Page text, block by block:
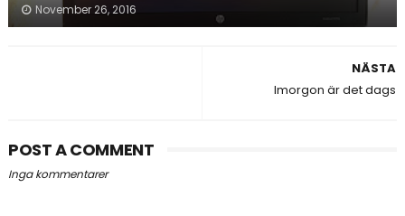
November 26, 2016
NÄSTA
Imorgon är det dags
POST A COMMENT
Inga kommentarer